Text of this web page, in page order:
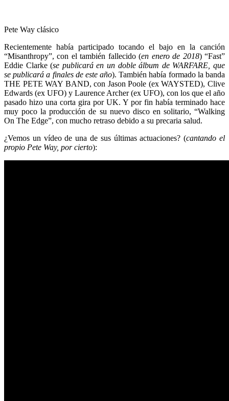
Pete Way clásico
Recientemente había participado tocando el bajo en la canción
“Misanthropy”, con el también fallecido (en enero de 2018) “Fast”
Eddie Clarke (se publicará en un doble álbum de WARFARE, que
se publicará a finales de este año). También había formado la banda
THE PETE WAY BAND, con Jason Poole (ex WAYSTED), Clive
Edwards (ex UFO) y Laurence Archer (ex UFO), con los que el año
pasado hizo una corta gira por UK. Y por fin había terminado hace
muy poco la producción de su nuevo disco en solitario, “Walking
On The Edge”, con mucho retraso debido a su precaria salud.
¿Vemos un vídeo de una de sus últimas actuaciones? (cantando el
propio Pete Way, por cierto):